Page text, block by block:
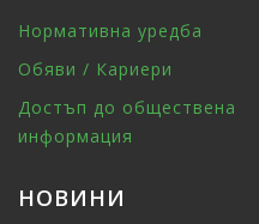
Нормативна уредба
Обяви / Кариери
Достъп до обществена
информация
НОВИНИ